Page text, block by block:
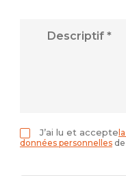
Descriptif *
J’ai lu et accepte
données personnellesde